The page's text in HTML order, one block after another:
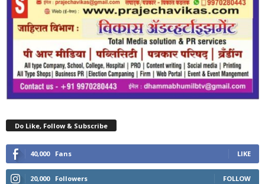
Do Like, Follow & Subscribe
40,000 Fans LIKE
20,000 Followers FOLLOW